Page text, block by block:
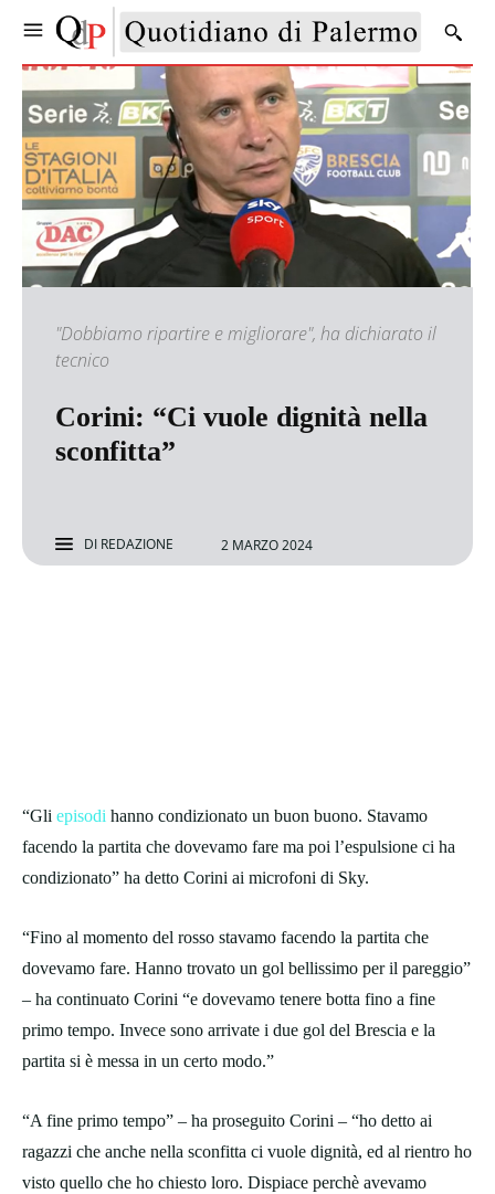
"Dobbiamo ripartire e migliorare", ha dichiarato il
tecnico
Corini: “Ci vuole dignità nella
sconfitta”
DI REDAZIONE 2 MARZO 2024
“Gli episodi hanno condizionato un buon buono. Stavamo
facendo la partita che dovevamo fare ma poi l’espulsione ci ha
condizionato” ha detto Corini ai microfoni di Sky.
“Fino al momento del rosso stavamo facendo la partita che
dovevamo fare. Hanno trovato un gol bellissimo per il pareggio”
– ha continuato Corini “e dovevamo tenere botta fino a fine
primo tempo. Invece sono arrivate i due gol del Brescia e la
partita si è messa in un certo modo.”
“A fine primo tempo” – ha proseguito Corini – “ho detto ai
ragazzi che anche nella sconfitta ci vuole dignità, ed al rientro ho
visto quello che ho chiesto loro. Dispiace perchè avevamo